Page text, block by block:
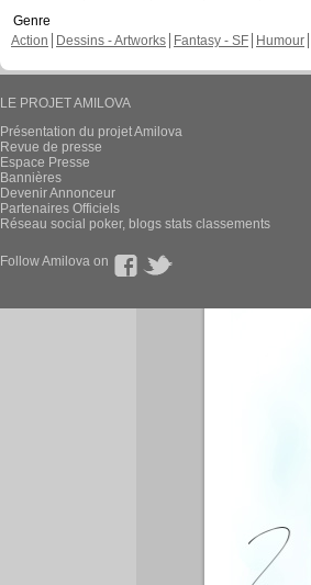
Genre
Action
Dessins - Artworks Fantasy - SF Humour
LE PROJET AMILOVA
Présentation du projet Amilova
Revue de presse
Espace Presse
Bannières
Devenir Annonceur
Partenaires Officiels
Réseau social poker, blogs stats classements
Follow Amilova on